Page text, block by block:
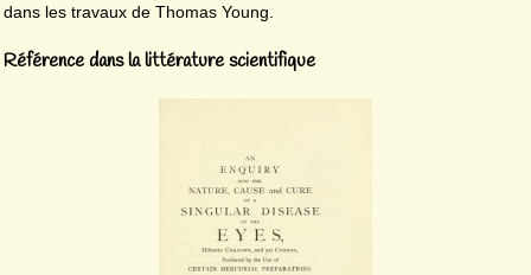
dans les travaux de Thomas Young.
Référence dans la littérature scientifique